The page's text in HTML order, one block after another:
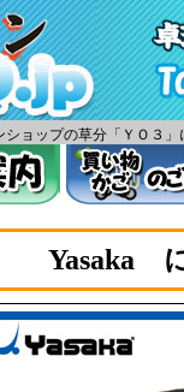
ショップの草分「ＹＯ３
Yasaka